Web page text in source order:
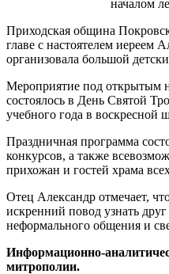
Приходская община
главе с настоятелем иереем
организовала большой
Мероприятие под открытым
состоялось в День Святой
учебного года в воскресной
Праздничная программа
конкурсов, а также
прихожан и гостей храма
Отец Александр отмечает,
искренний повод узнать
неформального общения и
Информационно-
митрополии.